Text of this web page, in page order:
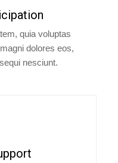
quia voluptas
dolores eos,
nesciunt.